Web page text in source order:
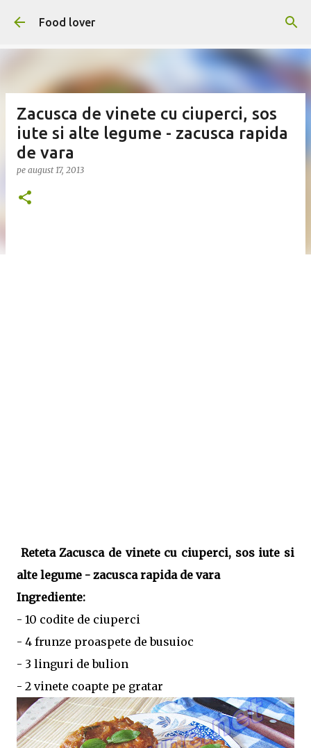
Treceți la conținutul principal
Food lover
Zacusca de vinete cu ciuperci, sos
iute si alte legume - zacusca rapida
de vara
pe august 17, 2013
Reteta Zacusca de vinete cu ciuperci, sos iute si
alte legume - zacusca rapida de vara
Ingrediente:
- 10 codite de ciuperci
- 4 frunze proaspete de busuioc
- 3 linguri de bulion
- 2 vinete coapte pe gratar